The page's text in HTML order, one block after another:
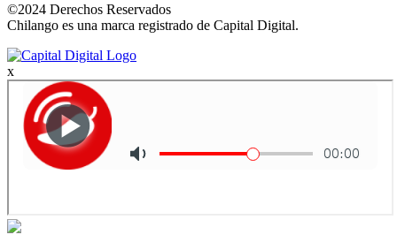
©2024 Derechos Reservados
Chilango es una marca registrado de Capital Digital.
x